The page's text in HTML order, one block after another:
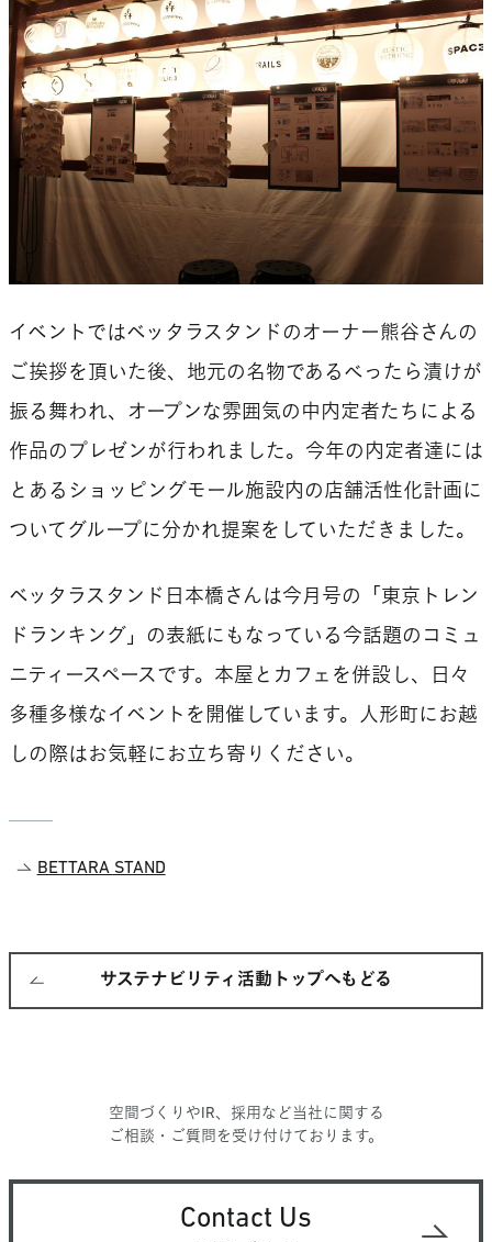
イベントではベッタラスタンドのオーナー熊谷さんの
ご挨拶を頂いた後、地元の名物であるべったら漬けが
振る舞われ、オープンな雰囲気の中内定者たちによる
作品のプレゼンが行われました。今年の内定者達には
とあるショッピングモール施設内の店舗活性化計画に
ついてグループに分かれ提案をしていただきました。
ベッタラスタンド日本橋さんは今月号の「東京トレン
ドランキング」の表紙にもなっている今話題のコミュ
ニティースペースです。本屋とカフェを併設し、日々
多種多様なイベントを開催しています。人形町にお越
しの際はお気軽にお立ち寄りください。
BETTARA STAND
サステナビリティ活動トップへもどる
空間づくりやIR、採用など当社に関する
ご相談・ご質問を受け付けております。
Contact Us